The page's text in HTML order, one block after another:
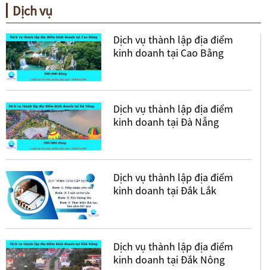
Dịch vụ
Dịch vụ thành lập địa điểm
kinh doanh tại Cao Bằng
Dịch vụ thành lập địa điểm
kinh doanh tại Đà Nẵng
Dịch vụ thành lập địa điểm
kinh doanh tại Đắk Lắk
Dịch vụ thành lập địa điểm
kinh doanh tại Đắk Nông